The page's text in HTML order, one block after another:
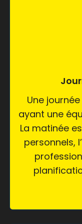
Une
ayant une
La matinée
personnels,